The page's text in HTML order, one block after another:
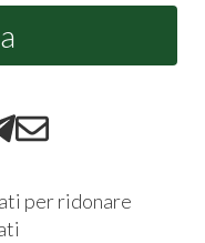
per ridonare